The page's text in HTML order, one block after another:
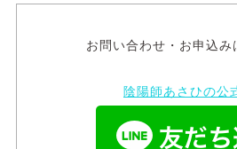
お問い合わせ・お申込み
陰陽師あさひの公